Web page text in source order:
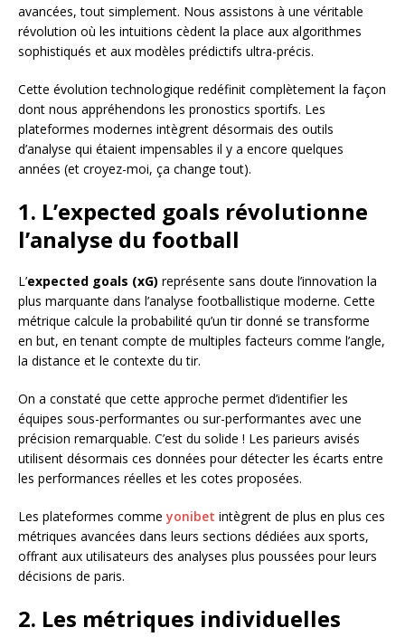
avancées, tout simplement. Nous assistons à une véritable
révolution où les intuitions cèdent la place aux algorithmes
sophistiqués et aux modèles prédictifs ultra-précis.
Cette évolution technologique redéfinit complètement la façon
dont nous appréhendons les pronostics sportifs. Les
plateformes modernes intègrent désormais des outils
d’analyse qui étaient impensables il y a encore quelques
années (et croyez-moi, ça change tout).
1. L’expected goals révolutionne
l’analyse du football
L’expected goals (xG) représente sans doute l’innovation la
plus marquante dans l’analyse footballistique moderne. Cette
métrique calcule la probabilité qu’un tir donné se transforme
en but, en tenant compte de multiples facteurs comme l’angle,
la distance et le contexte du tir.
On a constaté que cette approche permet d’identifier les
équipes sous-performantes ou sur-performantes avec une
précision remarquable. C’est du solide ! Les parieurs avisés
utilisent désormais ces données pour détecter les écarts entre
les performances réelles et les cotes proposées.
Les plateformes comme yonibet intègrent de plus en plus ces
métriques avancées dans leurs sections dédiées aux sports,
offrant aux utilisateurs des analyses plus poussées pour leurs
décisions de paris.
2. Les métriques individuelles